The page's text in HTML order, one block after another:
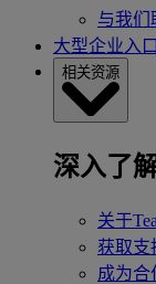
与我们
大型企业入口
相关资源
深入了
关于
获取支
成为合